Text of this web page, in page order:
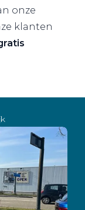
onze
klanten